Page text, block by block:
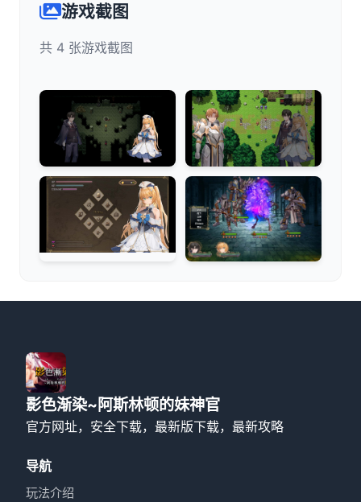
游戏截图
共 4 张游戏截图
影色渐染~阿斯林顿的妹神官
官方网址，安全下载，最新版下载，最新攻略
导航
玩法介绍